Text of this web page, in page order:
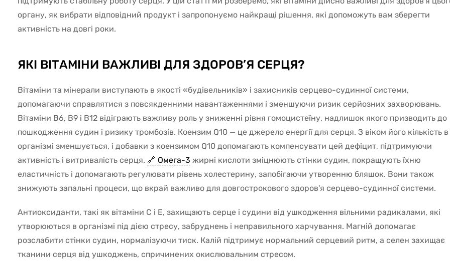
органу, як вибрати відповідний продукт і запропонуємо найкращі рішення, які допоможуть вам зберегти
активність на довгі роки.
ЯКІ ВІТАМІНИ ВАЖЛИВІ ДЛЯ ЗДОРОВ’Я СЕРЦЯ?
Вітаміни та мінерали виступають в якості «будівельників» і захисників серцево-судинної системи,
допомагаючи справлятися з повсякденними навантаженнями і зменшуючи ризик серйозних захворювань.
Вітаміни B6, В9 і B12 відіграють важливу роль у зниженні рівня гомоцистеїну, надлишок якого призводить до
пошкодження судин і ризику тромбозів. Коензим Q10 — це джерело енергії для серця. З віком його кількість в
організмі зменшується, і добавки з коензимом Q10 допомагають компенсувати цей дефіцит, підтримуючи
активність і витривалість серця.
Омега-3 жирні кислоти зміцнюють стінки судин, покращують їхню
еластичність і допомагають регулювати рівень холестерину, запобігаючи утворенню бляшок. Вони також
знижують запальні процеси, що вкрай важливо для довгострокового здоров'я серцево-судинної системи.
Антиоксиданти, такі як вітаміни C і E, захищають серце і судини від ушкодження вільними радикалами, які
утворюються в організмі під дією стресу, забруднень і неправильного харчування. Магній допомагає
розслабити стінки судин, нормалізуючи тиск. Калій підтримує нормальний серцевий ритм, а селен захищає
тканини серця від ушкоджень, спричинених окислювальним стресом.